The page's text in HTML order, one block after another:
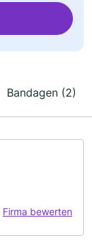
Bandagen (2)
Firma bewerten